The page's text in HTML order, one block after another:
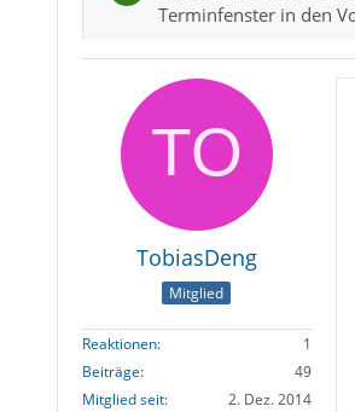
Terminfenster in den
TobiasDeng
Mitglied
Reaktionen
1
Beiträge
49
Mitglied seit
2. Dez. 2014